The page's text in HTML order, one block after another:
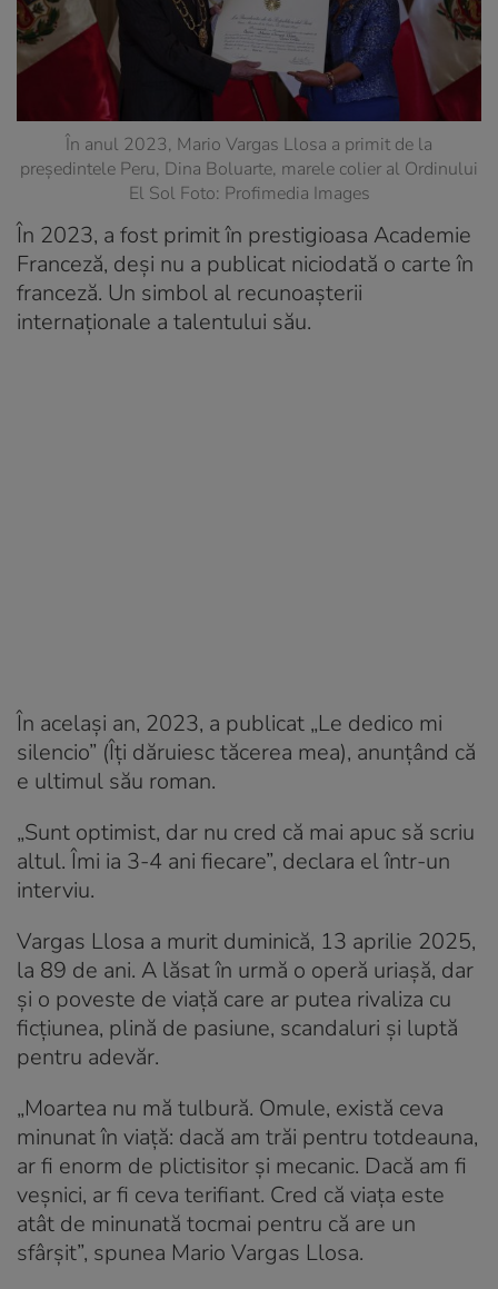
În anul 2023, Mario Vargas Llosa a primit de la
președintele Peru, Dina Boluarte, marele colier al Ordinului
El Sol Foto: Profimedia Images
În 2023, a fost primit în prestigioasa Academie
Franceză, deși nu a publicat niciodată o carte în
franceză. Un simbol al recunoașterii
internaționale a talentului său.
În același an, 2023, a publicat „Le dedico mi
silencio” (Îți dăruiesc tăcerea mea), anunțând că
e ultimul său roman.
„Sunt optimist, dar nu cred că mai apuc să scriu
altul. Îmi ia 3-4 ani fiecare”, declara el într-un
interviu.
Vargas Llosa a murit duminică, 13 aprilie 2025,
la 89 de ani. A lăsat în urmă o operă uriașă, dar
și o poveste de viață care ar putea rivaliza cu
ficțiunea, plină de pasiune, scandaluri și luptă
pentru adevăr.
„Moartea nu mă tulbură. Omule, există ceva
minunat în viață: dacă am trăi pentru totdeauna,
ar fi enorm de plictisitor și mecanic. Dacă am fi
veșnici, ar fi ceva terifiant. Cred că viața este
atât de minunată tocmai pentru că are un
sfârșit”, spunea Mario Vargas Llosa.